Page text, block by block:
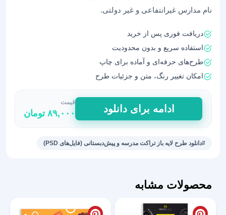
نام مدارس غیرانتفاعی و غیر دولتی.
دریافت فوری پس از خرید
استفاده سریع و بدون محدودیت
طرح‌های حرفه‌ای و آماده برای چاپ
امکان تغییر رنگ، متن و جزئیات طرح
بنر
تبلیغاتی
مدرسه
غیرانتفاعی
آماده
ادامه برای دانلود
قیمت
۸۹,۰۰۰ تومان
#دانلود طرح لایه باز تراکت مدرسه و پیش‌دبستانی (فایل‌های PSD)
محصولات مشابه